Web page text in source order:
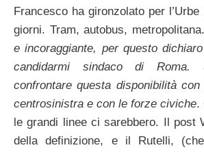
Francesco ha gironzolato per
giorni. Tram, autobus, metropolitana.
e incoraggiante, per questo
candidarmi sindaco di Roma.
confrontare questa disponibilità
centrosinistra e con le forze civiche.
le grandi linee ci sarebbero. Il post
della definizione, e il Rutelli,